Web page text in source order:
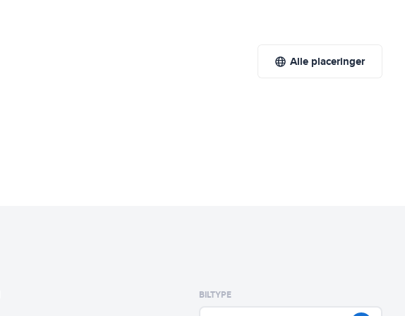
Alle placeringer
BILTYPE